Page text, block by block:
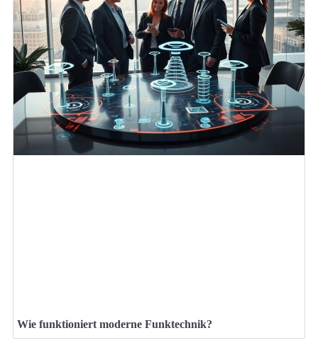
Wie funktioniert moderne Funktechnik?